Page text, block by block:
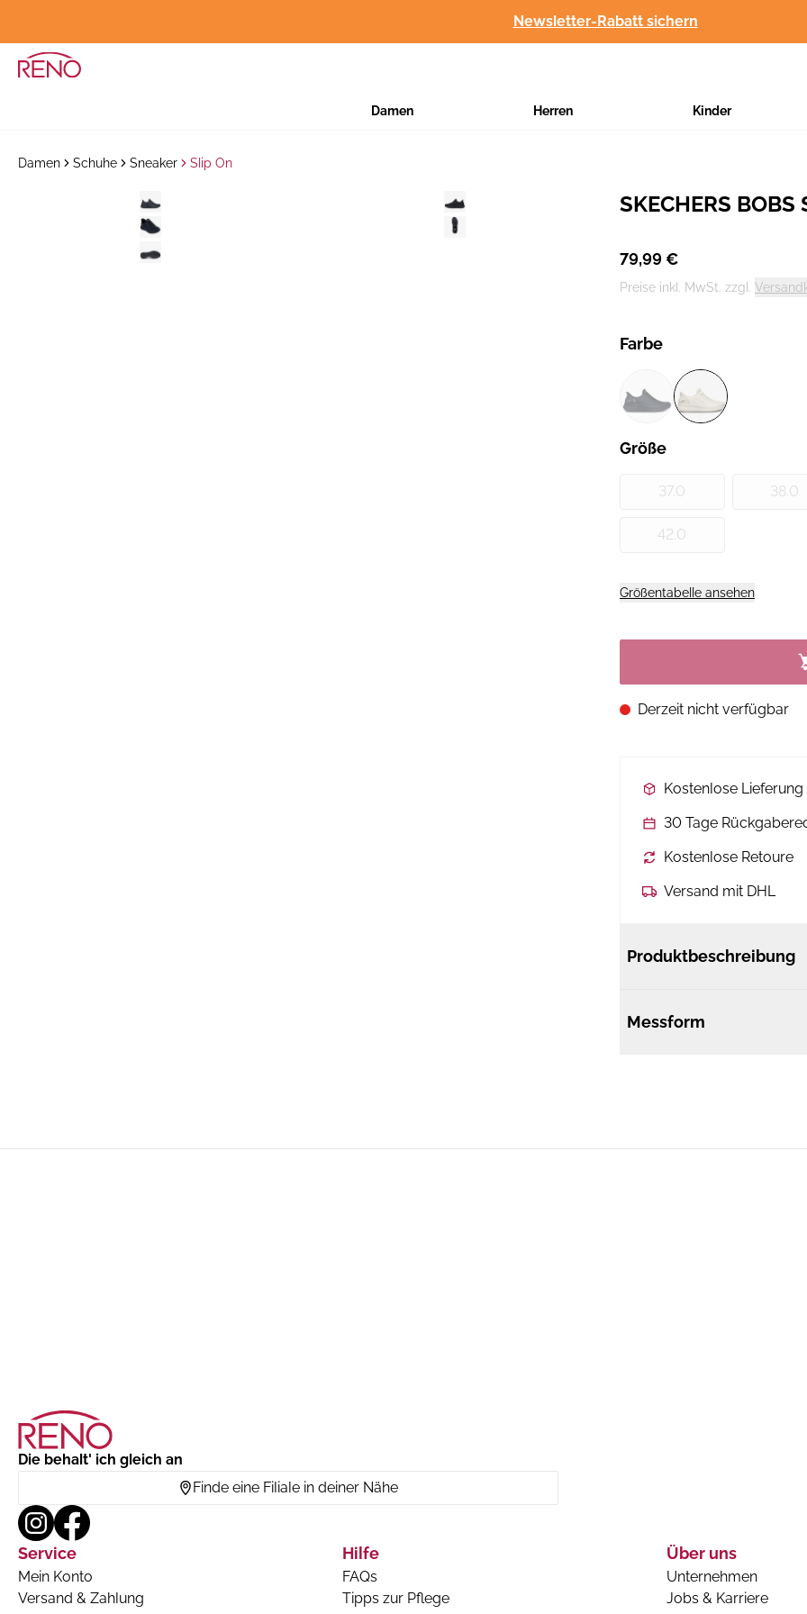
Newsletter-Rabatt sichern
Damen Herren Kinder
Damen Schuhe Sneaker Slip On
Hersteller:
SKECHERS
79,99 €
Preise inkl. MwSt. zzgl.
Farbe
Größe
37.0 38.0
42.0
Größentabelle ansehen
Derzeit nicht verfügbar
Kostenlose
30 Tage
Kostenlose Retoure
Versand mit DHL
Produktbeschreibung
Messform
Die behalt' ich gleich an
Finde eine Filiale in deiner Nähe
Service
Mein Konto
Versand & Zahlung
Hilfe
FAQs
Tipps zur Pflege
Über uns
Unternehmen
Jobs & Karriere